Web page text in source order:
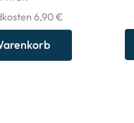
6,90 €